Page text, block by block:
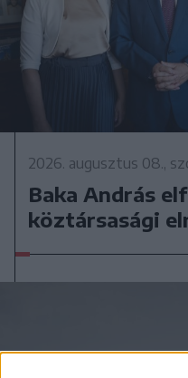
2026. augusztus 08.,
Baka András
köztársasági